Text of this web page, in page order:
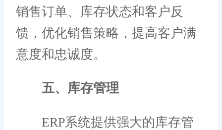
销售订单、库存状态和客户反
馈，优化销售策略，提高客户满
意度和忠诚度。
五、库存管理
ERP系统提供强大的库存管